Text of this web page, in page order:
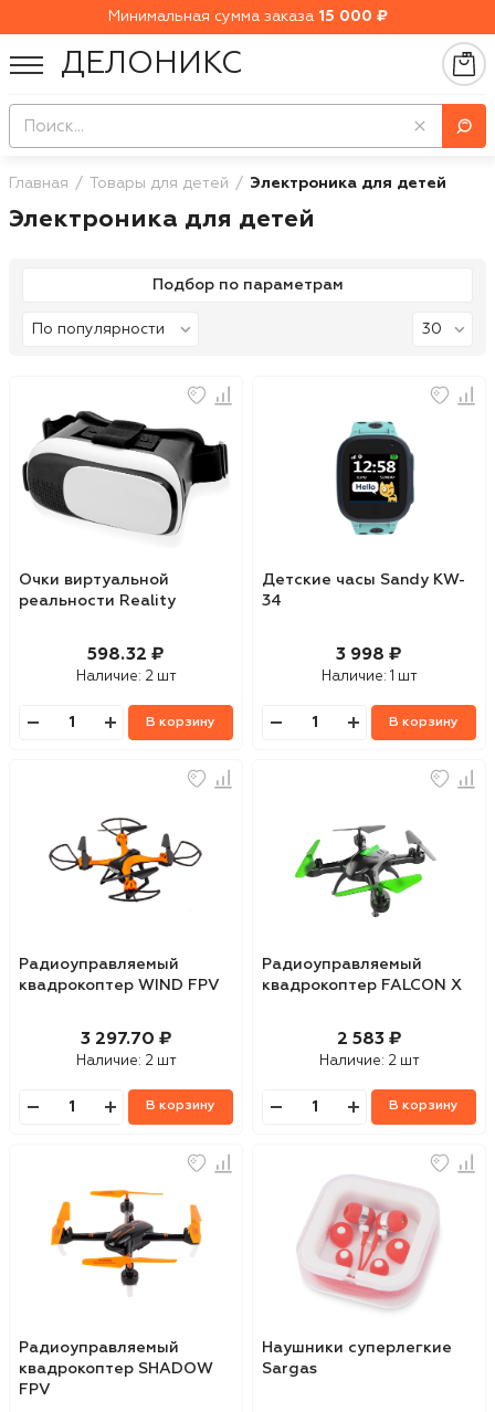
Минимальная сумма заказа 15 000 ₽
ДЕЛОНИКС
Главная Товары для детей Электроника для детей
Электроника для детей
Подбор по параметрам
Очки виртуальной
реальности Reality
598.32 ₽
Наличие: 2 шт
В корзину
Детские часы Sandy KW-
34
3 998 ₽
Наличие: 1 шт
В корзину
Радиоуправляемый
квадрокоптер WIND FPV
3 297.70 ₽
Наличие: 2 шт
В корзину
Радиоуправляемый
квадрокоптер FALCON X
2 583 ₽
Наличие: 2 шт
В корзину
Радиоуправляемый
квадрокоптер SHADOW
FPV
Наушники суперлегкие
Sargas